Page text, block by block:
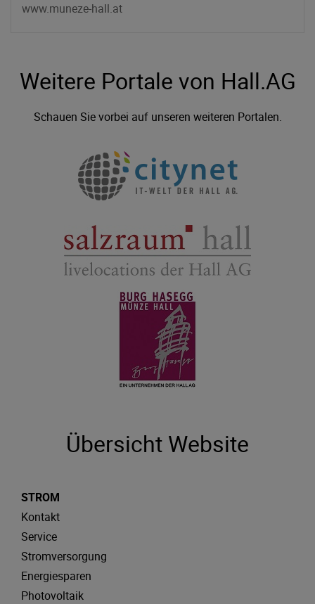
www.muneze-hall.at
Weitere Portale von Hall.AG
Schauen Sie vorbei auf unseren weiteren Portalen.
Übersicht Website
STROM
Kontakt
Service
Stromversorgung
Energiesparen
Photovoltaik